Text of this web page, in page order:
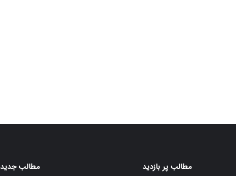
مطالب پر بازدید مطالب جدید